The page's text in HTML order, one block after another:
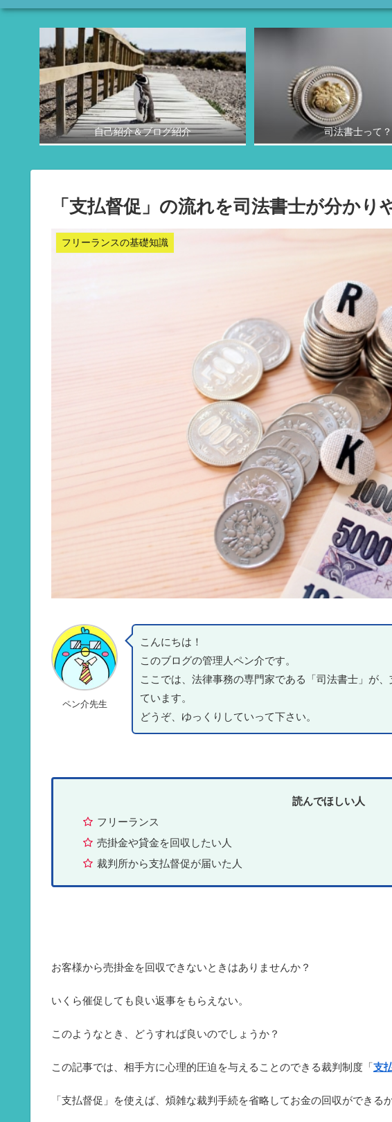
自己紹介＆ブログ紹介 司法書士って？
「支払督促」の流れを司法書士が分かり
フリーランスの基礎知識
ペン介先生
こんにちは！
このブログの管理人ペン介です。
ここでは、法律事務の専門家である「司法書士」が
ています。
どうぞ、ゆっくりしていって下さい。
読んでほしい人
フリーランス
売掛金や貸金を回収したい人
裁判所から支払督促が届いた人
お客様から売掛金を回収できないときはありませんか？
いくら催促しても良い返事をもらえない。
このようなとき、どうすれば良いのでしょうか？
この記事では、相手方に心理的圧迫を与えることのできる裁判制度「支
「支払督促」を使えば、煩雑な裁判手続を省略してお金の回収ができる